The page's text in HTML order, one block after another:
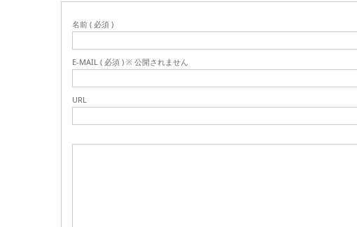
名前 ( 必須 )
E-MAIL ( 必須 ) ※ 公開されません
URL